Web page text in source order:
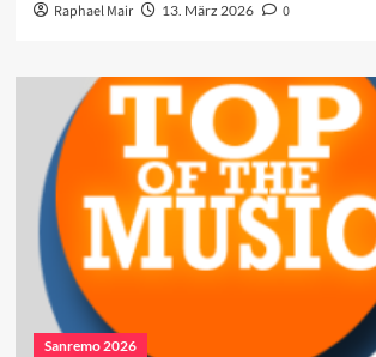
Raphael Mair 13. März 2026 0
Sanremo 2026